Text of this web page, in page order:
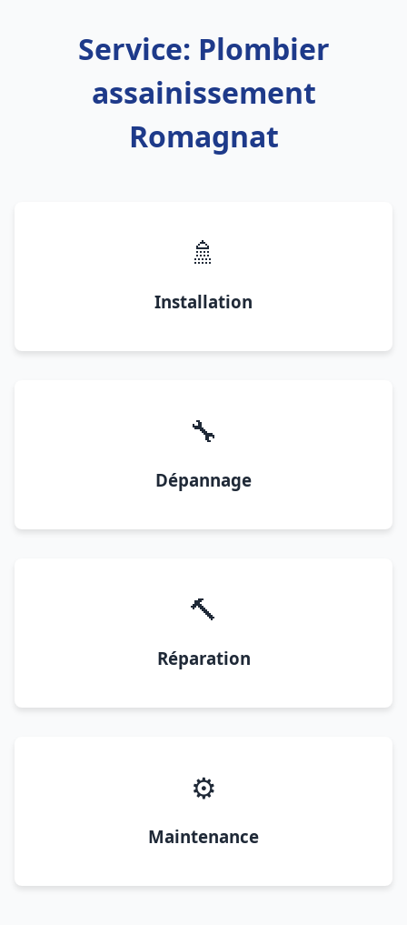
Service: Plombier
assainissement
Romagnat
🚿
Installation
🔧
Dépannage
🔨
Réparation
⚙️
Maintenance